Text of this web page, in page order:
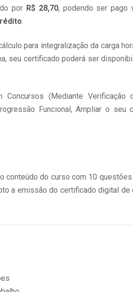
por R$ 28,70, podendo ser pago
.
para integralização da carga
seu certificado poderá ser
(Mediante Verificação
Funcional, Ampliar o seu
conteúdo do curso com 10
a emissão do certificado digital de